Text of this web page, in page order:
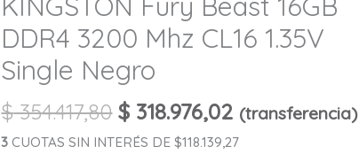
DDR4 3200 Mhz CL16 1.35V
Single Negro
$354.417,80 $ 318.976,02 (transferencia)
3 CUOTAS SIN INTERÉS DE $118.139,27
DDR4
3200
Mhz
CL16
1.35V
Single